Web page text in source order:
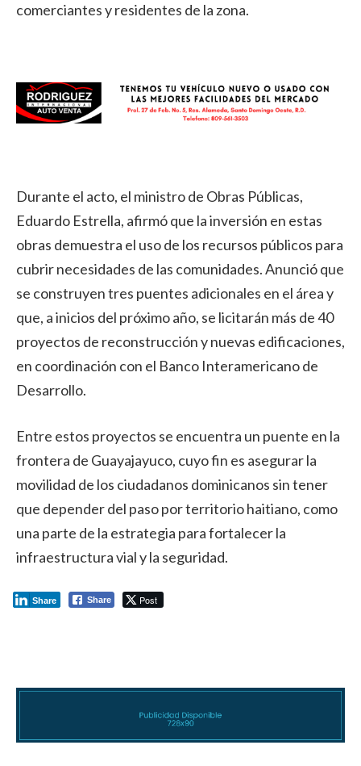
comerciantes y residentes de la zona.
Durante el acto, el ministro de Obras Públicas,
Eduardo Estrella, afirmó que la inversión en estas
obras demuestra el uso de los recursos públicos para
cubrir necesidades de las comunidades. Anunció que
se construyen tres puentes adicionales en el área y
que, a inicios del próximo año, se licitarán más de 40
proyectos de reconstrucción y nuevas edificaciones,
en coordinación con el Banco Interamericano de
Desarrollo.
Entre estos proyectos se encuentra un puente en la
frontera de Guayajayuco, cuyo fin es asegurar la
movilidad de los ciudadanos dominicanos sin tener
que depender del paso por territorio haitiano, como
una parte de la estrategia para fortalecer la
infraestructura vial y la seguridad.
Share Post
Share